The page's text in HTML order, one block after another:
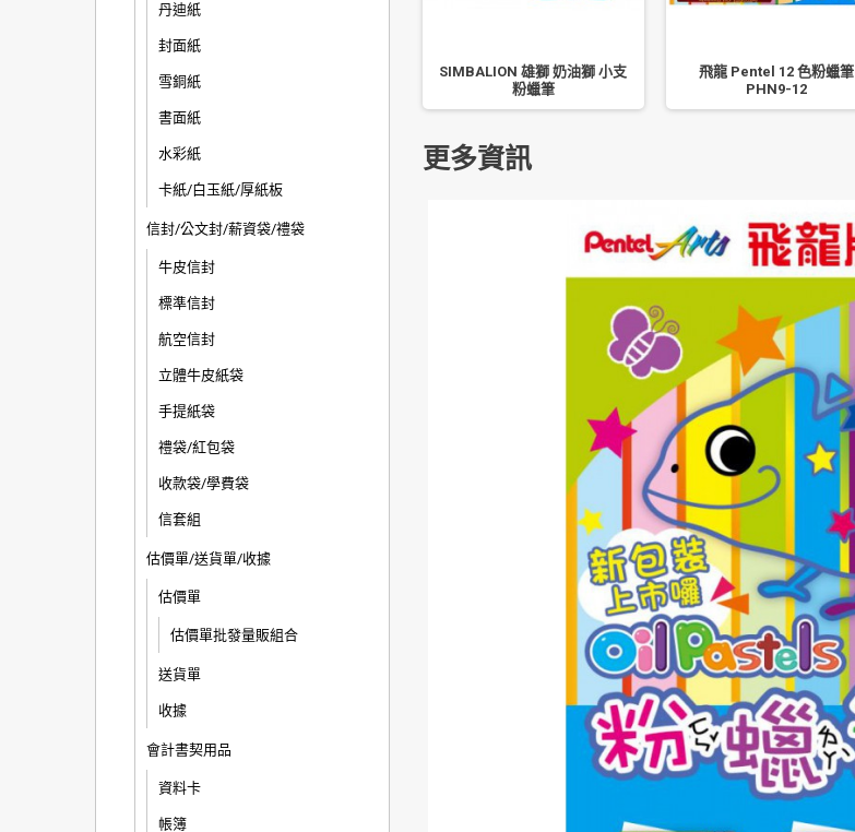
丹迪紙
封面紙
雪銅紙
書面紙
水彩紙
卡紙/白玉紙/厚紙板
信封/公文封/薪資袋/禮袋
牛皮信封
標準信封
航空信封
立體牛皮紙袋
手提紙袋
禮袋/紅包袋
收款袋/學費袋
信套組
估價單/送貨單/收據
估價單
估價單批發量販組合
送貨單
收據
會計書契用品
資料卡
帳簿
SIMBALION 雄獅 奶油獅 小支
粉蠟筆
飛龍 Pentel 12 色粉蠟筆
PHN9-12
更多資訊